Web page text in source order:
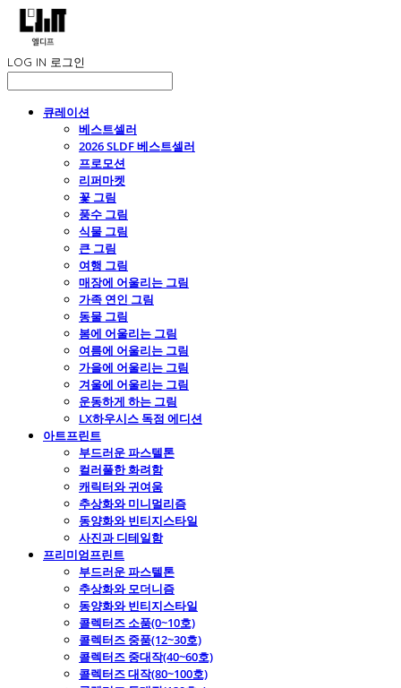
LOG IN 로그인
큐레이션
베스트셀러
2026 SLDF 베스트셀러
프로모션
리퍼마켓
꽃 그림
풍수 그림
식물 그림
큰 그림
여행 그림
매장에 어울리는 그림
가족 연인 그림
동물 그림
봄에 어울리는 그림
여름에 어울리는 그림
가을에 어울리는 그림
겨울에 어울리는 그림
운동하게 하는 그림
LX하우시스 독점 에디션
아트프린트
부드러운 파스텔톤
컬러풀한 화려함
캐릭터와 귀여움
추상화와 미니멀리즘
동양화와 빈티지스타일
사진과 디테일함
프리미엄프린트
부드러운 파스텔톤
추상화와 모더니즘
동양화와 빈티지스타일
콜렉터즈 소품(0~10호)
콜렉터즈 중품(12~30호)
콜렉터즈 중대작(40~60호)
콜렉터즈 대작(80~100호)